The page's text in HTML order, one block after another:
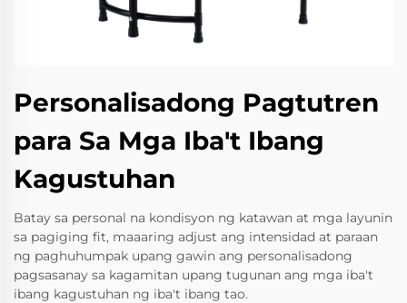
Personalisadong Pagtutren
para Sa Mga Iba't Ibang
Kagustuhan
Batay sa personal na kondisyon ng katawan at mga layunin
sa pagiging fit, maaaring adjust ang intensidad at paraan
ng paghuhumpak upang gawin ang personalisadong
pagsasanay sa kagamitan upang tugunan ang mga iba't
ibang kagustuhan ng iba't ibang tao.